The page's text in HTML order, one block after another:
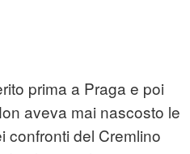
prima a Praga e poi
aveva mai nascosto le
confronti del Cremlino